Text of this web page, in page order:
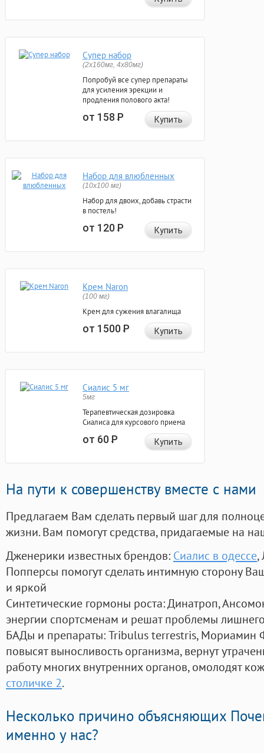
Супер набор
(2х160мг, 4х80мг)
Попробуй все супер препараты
для усиления эрекции и
продления полового акта!
от 158Р Купить
Набор для влюбленных
(10х100 мг)
Набор для двоих, добавь страсти
в постель!
от 120Р Купить
Крем Naron
(100 мг)
Крем для сужения влагалища
от 1500Р Купить
Сиалис 5 мг
5мг
Терапевтическая дозировка
Сиалиса для курсового приема
от 60Р Купить
На пути к совершенству вместе с нами
Предлагаем Вам сделать первый шаг для
жизни. Вам помогут средства, придагаемые на
Дженерики известных брендов: Сиалис в одессе,
Попперсы помогут сделать интимную сторону
и яркой
Синтетические гормоны роста: Динатроп,
энергии спортсменам и решат проблемы
БАДы и препараты:Tribulus terrestris, Мориамин
повысят выносливость организма, вернут
работу многих внутренних органов, омолодят
столичке 2.
Несколько причино объясняющих
именно у нас?